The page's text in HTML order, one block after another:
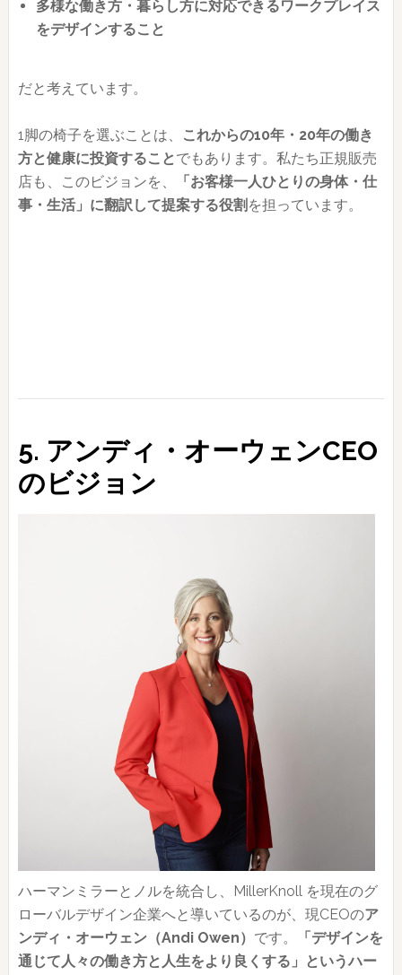
多様な働き方・暮らし方に対応できるワークプレイス
をデザインすること
だと考えています。
1脚の椅子を選ぶことは、
これからの10年・20年の働き
方と健康に投資することでもあります。私たち正規販売
店も、このビジョンを、
「お客様一人ひとりの身体・仕
事・生活」に翻訳して提案する役割 を担っています。
5. アンディ・オーウェンCEO
のビジョン
ハーマンミラーとノルを統合し、MillerKnoll を現在のグ
ローバルデザイン企業へと導いているのが、現CEOのア
ンディ・オーウェン（Andi Owen） です。
「デザインを
通じて人々の働き方と人生をより良くする」というハー